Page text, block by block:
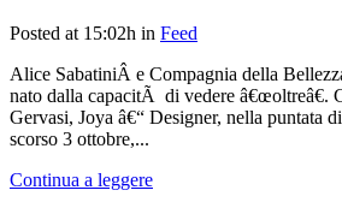
Posted at 15:02h in Feed
Alice SabatiniÂ e Compagnia della
nato dalla capacitÃ di vedere â€œoltreâ€.
Gervasi, Joya â€“ Designer, nella puntata
scorso 3 ottobre,...
Continua a leggere